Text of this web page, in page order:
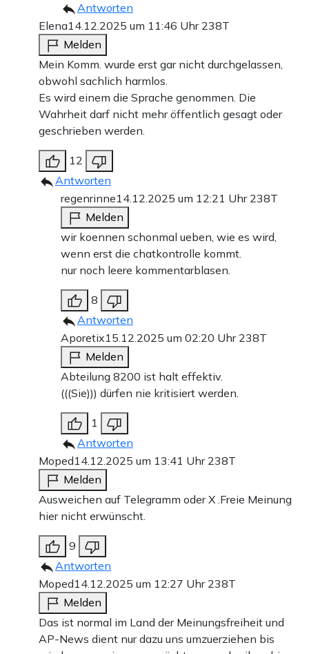
Antworten
Elena14.12.2025 um 11:46 Uhr 238T
Melden
Mein Komm. wurde erst gar nicht durchgelassen,
obwohl sachlich harmlos.
Es wird einem die Sprache genommen. Die
Wahrheit darf nicht mehr öffentlich gesagt oder
geschrieben werden.
12
Antworten
regenrinne14.12.2025 um 12:21 Uhr 238T
Melden
wir koennen schonmal ueben, wie es wird,
wenn erst die chatkontrolle kommt.
nur noch leere kommentarblasen.
8
Antworten
Aporetix15.12.2025 um 02:20 Uhr 238T
Melden
Abteilung 8200 ist halt effektiv.
(((Sie))) dürfen nie kritisiert werden.
1
Antworten
Moped14.12.2025 um 13:41 Uhr 238T
Melden
Ausweichen auf Telegramm oder X .Freie Meinung
hier nicht erwünscht.
9
Antworten
Moped14.12.2025 um 12:27 Uhr 238T
Melden
Das ist normal im Land der Meinungsfreiheit und
AP-News dient nur dazu uns umzuerziehen bis